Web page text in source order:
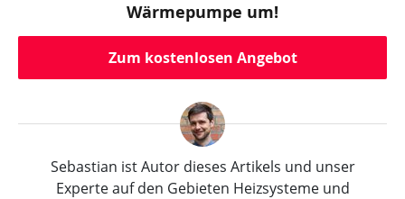
Wärmepumpe um!
Zum kostenlosen Angebot
Sebastian ist Autor dieses Artikels und unser
Experte auf den Gebieten Heizsysteme und